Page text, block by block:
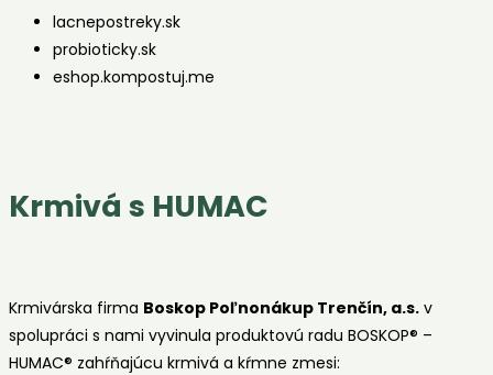
lacnepostreky.sk
probioticky.sk
eshop.kompostuj.me
Krmivá s HUMAC
Krmivárska firma Boskop Poľnonákup Trenčín, a.s. v
spolupráci s nami vyvinula produktovú radu BOSKOP® –
HUMAC® zahŕňajúcu krmivá a kŕmne zmesi: